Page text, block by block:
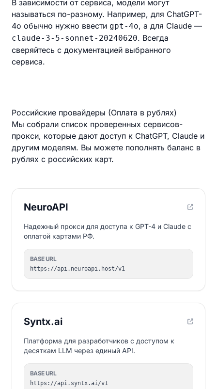
В зависимости от сервиса, модели могут
называться по-разному. Например, для ChatGPT-
4o обычно нужно ввести gpt-4o, а для Claude —
claude-3-5-sonnet-20240620. Всегда
сверяйтесь с документацией выбранного
сервиса.
Российские провайдеры (Оплата в рублях)
Мы собрали список проверенных сервисов-
прокси, которые дают доступ к ChatGPT, Claude и
другим моделям. Вы можете пополнять баланс в
рублях с российских карт.
NeuroAPI
Надежный прокси для доступа к GPT-4 и Claude с
оплатой картами РФ.
BASE URL
https://api.neuroapi.host/v1
Syntx.ai
Платформа для разработчиков с доступом к
десяткам LLM через единый API.
BASE URL
https://api.syntx.ai/v1